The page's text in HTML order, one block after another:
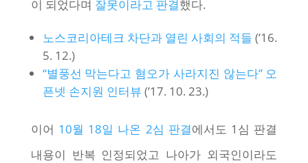
이 되었다며 잘못이라고 판결했다.
노스코리아테크 차단과 열린 사회의 적들 (’16.
5. 12.)
“별풍선 막는다고 혐오가 사라지진 않는다” 오
픈넷 손지원 인터뷰 (’17. 10. 23.)
이어 10월 18일 나온 2심 판결에서도 1심 판결
내용이 반복 인정되었고 나아가 외국인이라도